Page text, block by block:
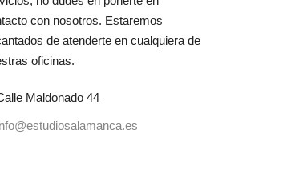
con nosotros. Estaremos
de atenderte en cualquiera de
oficinas.
Maldonado 44